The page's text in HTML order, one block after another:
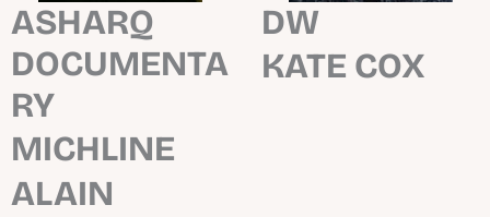
ASHARQ
DOCUMENTA
RY
MICHLINE
ALAIN
DW
KATE COX